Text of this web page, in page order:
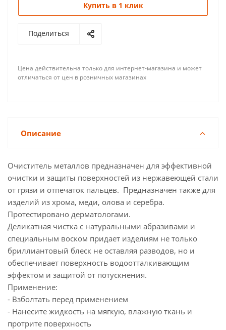
Купить в 1 клик
Поделиться
Цена действительна только для интернет-магазина и может
отличаться от цен в розничных магазинах
Описание
Очиститель металлов предназначен для эффективной
очистки и защиты поверхностей из нержавеющей стали
от грязи и отпечаток пальцев. Предназначен также для
изделий из хрома, меди, олова и серебра.
Протестировано дерматологами.
Деликатная чистка с натуральными абразивами и
специальным воском придает изделиям не только
бриллиантовый блеск не оставляя разводов, но и
обеспечивает поверхность водоотталкивающим
эффектом и защитой от потускнения.
Применение:
- Взболтать перед применением
- Нанесите жидкость на мягкую, влажную ткань и
протрите поверхность